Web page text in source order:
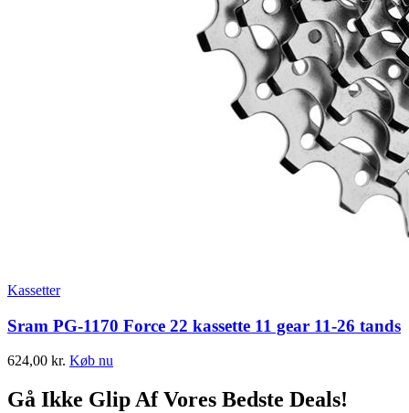
Kassetter
Sram PG-1170 Force 22 kassette 11 gear 11-26 tands
624,00 kr. Køb nu
Gå Ikke Glip Af Vores Bedste Deals!